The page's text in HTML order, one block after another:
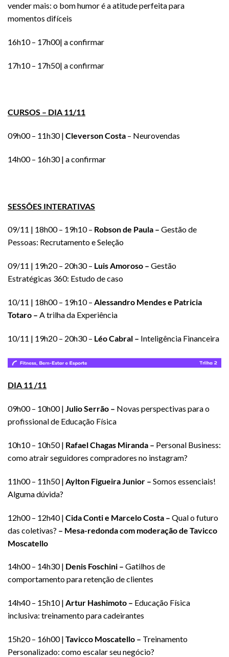
vender mais: o bom humor é a atitude perfeita para
momentos difíceis
16h10 – 17h00| a confirmar
17h10 – 17h50| a confirmar
CURSOS – DIA 11/11
09h00 – 11h30 | Cleverson Costa – Neurovendas
14h00 – 16h30 | a confirmar
SESSÕES INTERATIVAS
09/11 | 18h00 – 19h10 – Robson de Paula – Gestão de
Pessoas: Recrutamento e Seleção
09/11 | 19h20 – 20h30 – Luis Amoroso – Gestão
Estratégicas 360: Estudo de caso
10/11 | 18h00 – 19h10 – Alessandro Mendes e Patricia
Totaro – A trilha da Experiência
10/11 | 19h20 – 20h30 – Léo Cabral – Inteligência Financeira
DIA 11 /11
09h00 – 10h00 | Julio Serrão – Novas perspectivas para o
profissional de Educação Física
10h10 – 10h50 | Rafael Chagas Miranda – Personal Business:
como atrair seguidores compradores no instagram?
11h00 – 11h50 | Aylton Figueira Junior – Somos essenciais!
Alguma dúvida?
12h00 – 12h40 | Cida Conti e Marcelo Costa – Qual o futuro
das coletivas? – Mesa-redonda com moderação de Tavicco
Moscatello
14h00 – 14h30 | Denis Foschini – Gatilhos de
comportamento para retenção de clientes
14h40 – 15h10 | Artur Hashimoto – Educação Física
inclusiva: treinamento para cadeirantes
15h20 – 16h00 | Tavicco Moscatello – Treinamento
Personalizado: como escalar seu negócio?